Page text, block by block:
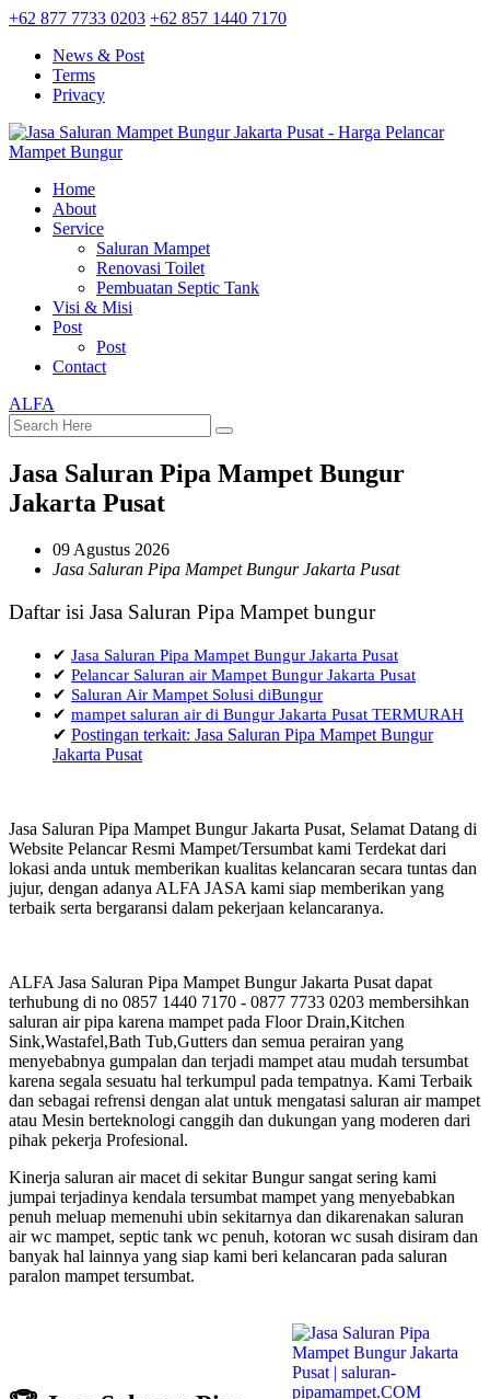
+62 877 7733 0203 +62 857 1440 7170
News & Post
Terms
Privacy
Home
About
Service
Saluran Mampet
Renovasi Toilet
Pembuatan Septic Tank
Visi & Misi
Post
Post
Contact
ALFA
Jasa Saluran Pipa Mampet Bungur
Jakarta Pusat
09 Agustus 2026
Jasa Saluran Pipa Mampet Bungur Jakarta Pusat
Daftar isi Jasa Saluran Pipa Mampet bungur
✔ Jasa Saluran Pipa Mampet Bungur Jakarta Pusat
✔ Pelancar Saluran air Mampet Bungur Jakarta Pusat
✔ Saluran Air Mampet Solusi diBungur
✔ mampet saluran air di Bungur Jakarta Pusat TERMURAH
✔ Postingan terkait: Jasa Saluran Pipa Mampet Bungur
Jakarta Pusat
Jasa Saluran Pipa Mampet Bungur Jakarta Pusat, Selamat Datang di
Website Pelancar Resmi Mampet/Tersumbat kami Terdekat dari
lokasi anda untuk memberikan kualitas kelancaran secara tuntas dan
jujur, dengan adanya ALFA JASA kami siap memberikan yang
terbaik serta bergaransi dalam pekerjaan kelancaranya.
ALFA Jasa Saluran Pipa Mampet Bungur Jakarta Pusat dapat
terhubung di no 0857 1440 7170 - 0877 7733 0203 membersihkan
saluran air pipa karena mampet pada Floor Drain,Kitchen
Sink,Wastafel,Bath Tub,Gutters dan semua perairan yang
menyebabnya gumpalan dan terjadi mampet atau mudah tersumbat
karena segala sesuatu hal terkumpul pada tempatnya. Kami Terbaik
dan sebagai refrensi dengan alat untuk mengatasi saluran air mampet
atau Mesin berteknologi canggih dan dukungan yang moderen dari
pihak pekerja Profesional.
Kinerja saluran air macet di sekitar Bungur sangat sering kami
jumpai terjadinya kendala tersumbat mampet yang menyebabkan
penuh meluap memenuhi ubin sekitarnya dan dikarenakan saluran
air wc mampet, septic tank wc penuh, kotoran wc susah disiram dan
banyak hal lainnya yang siap kami beri kelancaran pada saluran
paralon mampet tersumbat.